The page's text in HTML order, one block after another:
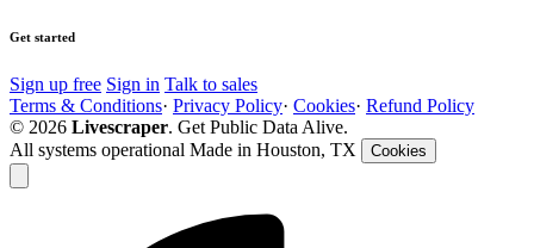
Get started
Sign up free Sign in Talk to sales
Terms & Conditions· Privacy Policy· Cookies· Refund Policy
© 2026 Livescraper. Get Public Data Alive.
All systems operational Made in Houston, TX Cookies